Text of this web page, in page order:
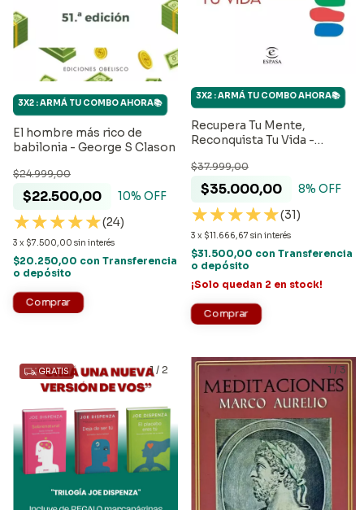
El hombre más rico de
babilonia - George S Clason
$22.500,00
$24.999,00
10% OFF
(24)
3 x $7.500,00 sin interés
3X2 : ARMÁ TU COMBO AHORA📚
$20.250,00 con Transferencia
o depósito
Recupera Tu Mente,
Reconquista Tu Vida -
$35.000,00
$37.999,00
8% OFF
(31)
3 x $11.666,67 sin interés
3X2 : ARMÁ TU COMBO AHORA📚
$31.500,00 con Transferencia
o depósito
¡Solo quedan 2 en stock!
1 / 2
GRATIS 1 / 3